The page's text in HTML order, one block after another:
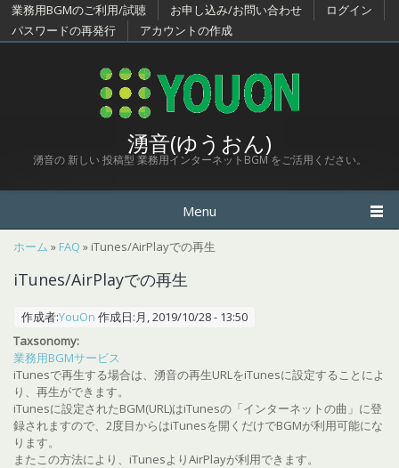
メインコンテンツに移動
業務用BGMのご利用/試聴 お申し込み/お問い合わせ
ログイン
パスワードの再発行
アカウントの作成
湧音(ゆうおん)
湧音の 新しい 投稿型 業務用インターネットBGM をご活用ください。
Menu
現在地
ホーム » FAQ » iTunes/AirPlayでの再生
iTunes/AirPlayでの再生
作成者:YouOn 作成日:月, 2019/10/28 - 13:50
Taxsonomy:
業務用BGMサービス
iTunesで再生する場合は、湧音の再生URLをiTunesに設定することによ
り、再生ができます。
iTunesに設定されたBGM(URL)はiTunesの「インターネットの曲」に登
録されますので、2度目からはiTunesを開くだけでBGMが利用可能にな
ります。
またこの方法により、iTunesよりAirPlayが利用できます。